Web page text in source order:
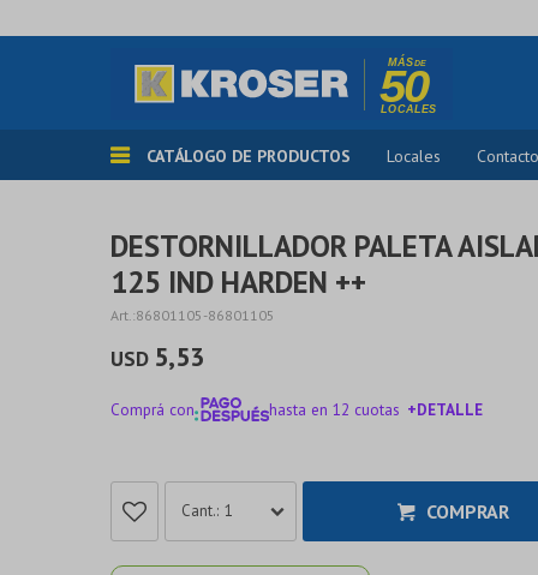
CATÁLOGO DE PRODUCTOS Locales Contacto
DESTORNILLADOR PALETA
125 IND HARDEN ++
86801105-86801105
USD 5,53
Comprá con hasta en 12 cuotas +DETALLE
1 COMPRAR